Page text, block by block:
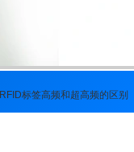
RFID标签​高频和超高频的区别